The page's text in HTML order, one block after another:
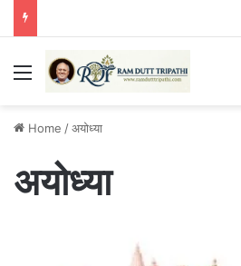
Menu
Home /अयोध्या
अयोध्या